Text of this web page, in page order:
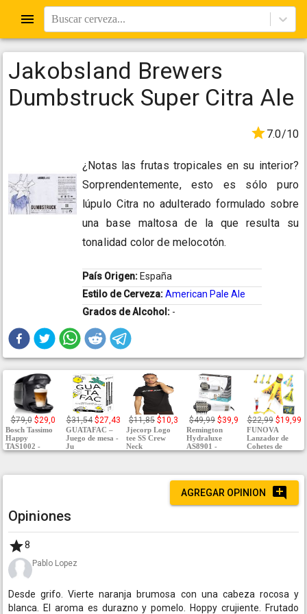
Buscar cerveza...
Jakobsland Brewers
Dumbstruck Super Citra Ale
7.0/10
¿Notas las frutas tropicales en su interior?
Sorprendentemente, esto es sólo puro
lúpulo Citra no adulterado formulado sobre
una base maltosa de la que resulta su
tonalidad color de melocotón.
País Origen: España
Estilo de Cerveza:American Pale Ale
Grados de Alcohol: -
$79,0 $29,0
Bosch Tassimo
Happy
TAS1002 -
$31,54 $27,43
GUATAFAC –
Juego de mesa -
Ju
$11,85 $10,3
Jjecorp Logo
tee SS Crew
Neck
$49,99 $39,9
Remington
Hydraluxe
AS8901 -
$22,99 $19,99
FUNOVA
Lanzador de
Cohetes de
AGREGAR OPINION
Opiniones
8
Pablo Lopez
Desde grifo. Vierte naranja brumosa con una cabeza rocosa y
blanca. El aroma es durazno y pomelo. Hoppy crujiente. Frutado